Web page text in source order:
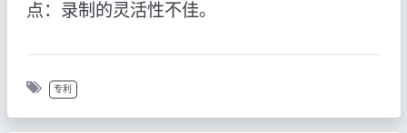
点：录制的灵活性不佳。
专利